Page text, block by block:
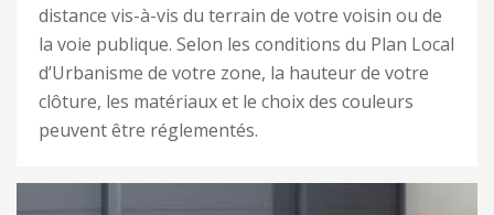
distance vis-à-vis du terrain de votre voisin ou de
la voie publique. Selon les conditions du Plan Local
d’Urbanisme de votre zone, la hauteur de votre
clôture, les matériaux et le choix des couleurs
peuvent être réglementés.